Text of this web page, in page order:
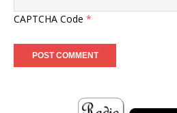
CAPTCHA Code *